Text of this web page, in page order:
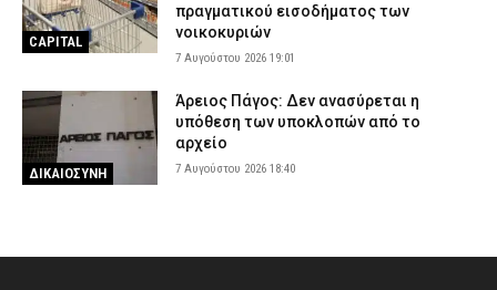
CAPITAL
πραγματικού εισοδήματος των
νοικοκυριών
7 Αυγούστου 2026 19:01
ΔΙΚΑΙΟΣΥΝΗ
Άρειος Πάγος: Δεν ανασύρεται η
υπόθεση των υποκλοπών από το
αρχείο
7 Αυγούστου 2026 18:40